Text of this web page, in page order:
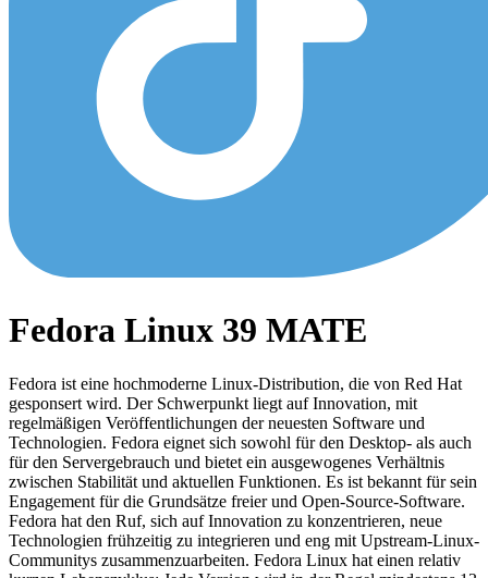
Fedora Linux 39 MATE
Fedora ist eine hochmoderne Linux-Distribution, die von Red Hat
gesponsert wird. Der Schwerpunkt liegt auf Innovation, mit
regelmäßigen Veröffentlichungen der neuesten Software und
Technologien. Fedora eignet sich sowohl für den Desktop- als auch
für den Servergebrauch und bietet ein ausgewogenes Verhältnis
zwischen Stabilität und aktuellen Funktionen. Es ist bekannt für sein
Engagement für die Grundsätze freier und Open-Source-Software.
Fedora hat den Ruf, sich auf Innovation zu konzentrieren, neue
Technologien frühzeitig zu integrieren und eng mit Upstream-Linux-
Communitys zusammenzuarbeiten. Fedora Linux hat einen relativ